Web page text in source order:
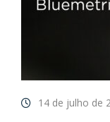
14 de julho de